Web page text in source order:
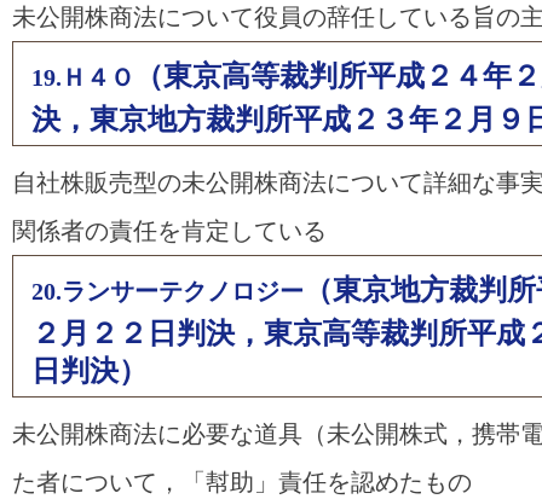
未公開株商法について役員の辞任している旨の
19.Ｈ４Ｏ
（東京高等裁判所平成２４年
決，東京地方裁判所平成２３年２月９
自社株販売型の未公開株商法について詳細な事
関係者の責任を肯定している
20.ランサーテクノロジー
（東京地方裁判
２月２２日判決，東京高等裁判所平成
日判決）
未公開株商法に必要な道具（未公開株式，携帯
た者について，「幇助」責任を認めたもの